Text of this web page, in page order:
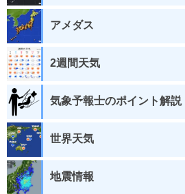
アメダス
2週間天気
気象予報士のポイント解説
世界天気
地震情報